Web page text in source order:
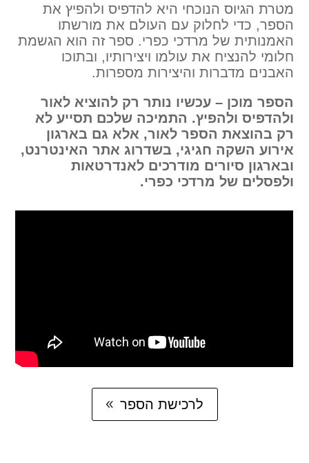
מטרת הגיוס הנוכחי היא להדפיס ולהפיץ את
הספר, כדי לחלוק עם העולם את מורשתו
האמנותית של מרדכי כפרי. ספר זה הוא הגשמת
חלומי להנציח את עולמו ויצירותיו, ובתוכו
האבנים מדברות והיצירות מספרות.
הספר מוכן – עכשיו נותר רק להוציא לאור
ולהדפיס ולהפיץ. התמיכה שלכם תסייע לא
רק בהוצאת הספר לאור, אלא גם בארגון
אירוע השקה חגיגי, בשדרוג אתר האינטרנט,
ובארגון סיורים מודרכים לאנדרטאות
ולפסלים של מרדכי כפרי.
לרכישת הספר